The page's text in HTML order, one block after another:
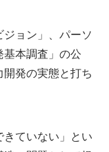
ョン」、パーソ
基本調査」の公
発の実態と打ち
きていない」とい